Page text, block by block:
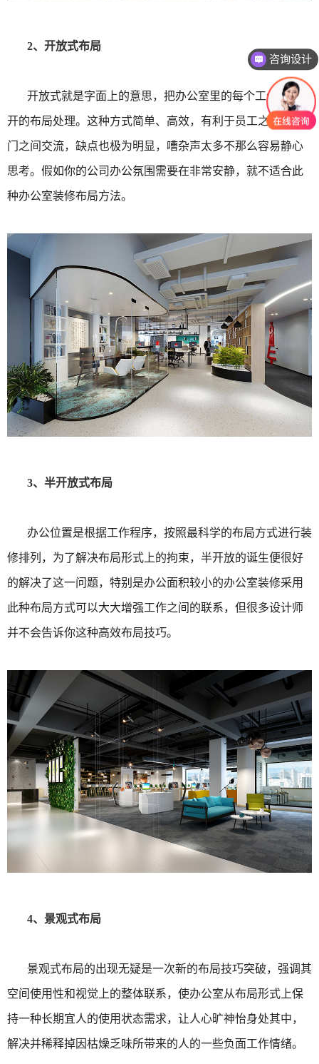
2、开放式布局
开放式就是字面上的意思，把办公室里的每个工位做全敞
开的布局处理。这种方式简单、高效，有利于员工之间或部
门之间交流，缺点也极为明显，嘈杂声太多不那么容易静心
思考。假如你的公司办公氛围需要在非常安静，就不适合此
种办公室装修布局方法。
3、半开放式布局
办公位置是根据工作程序，按照最科学的布局方式进行装
修排列，为了解决布局形式上的拘束，半开放的诞生便很好
的解决了这一问题，特别是办公面积较小的办公室装修采用
此种布局方式可以大大增强工作之间的联系，但很多设计师
并不会告诉你这种高效布局技巧。
4、景观式布局
景观式布局的出现无疑是一次新的布局技巧突破，强调其
空间使用性和视觉上的整体联系，使办公室从布局形式上保
持一种长期宜人的使用状态需求，让人心旷神怡身处其中，
解决并稀释掉因枯燥乏味所带来的人的一些负面工作情绪。
咨询设计